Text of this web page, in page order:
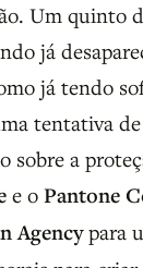
Um quinto
já
já tendo
tentativa
sobre a
e o Pantone
Agencypara